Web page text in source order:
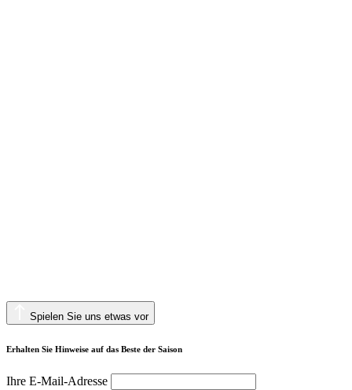
Spielen Sie uns etwas vor
Erhalten Sie Hinweise auf das Beste der Saison
Ihre E-Mail-Adresse